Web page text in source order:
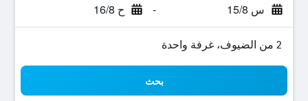
س 15/8 - ح 16/8
2 من الضيوف، غرفة واحدة
بحث